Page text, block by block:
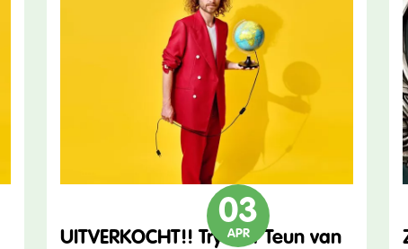
UITVERKOCHT!! Try-out Teun van
03
APR